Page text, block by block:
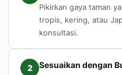
Pikirkan gaya taman
tropis, kering, atau
konsultasi.
2 Sesuaikan dengan